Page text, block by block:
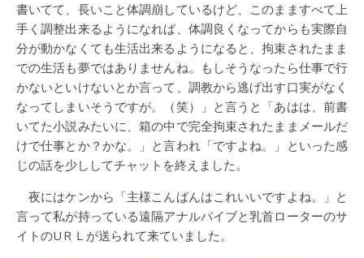
書いてて、長いこと体調崩しているけど、このまますべて上
手く調整出来るようになれば、体調良くなってからも実際自
分が動かなくても生活出来るようになると、拘束されたまま
での生活も夢ではありませんね。もしそうなったら仕事で行
かないといけないとか言って、調教から逃げ出す口実がなく
なってしまいそうですが。（笑）」と言うと「あはは、前書
いてた小説みたいに、箱の中で完全拘束されたままメールだ
けで仕事とか？かな。」と言われ「ですよね。」といった感
じの話を少ししてチャットを終えました。
夜にはケンから「主様こんばんはこれいいですよね。」と
言って私が持っている遠隔アナルバイブと乳首ローターのサ
イトのUＲＬが送られて来ていました。